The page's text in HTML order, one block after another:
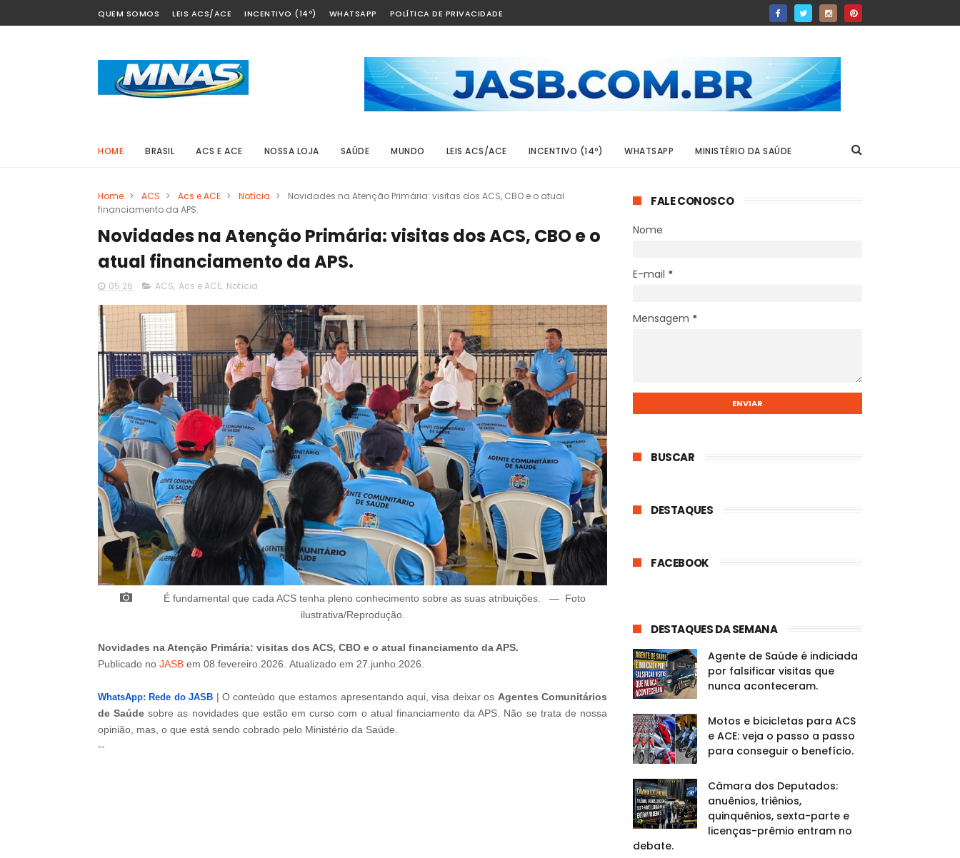
QUEM SOMOS LEIS ACS/ACE INCENTIVO (14º) WHATSAPP POLÍTICA DE PRIVACIDADE
HOME BRASIL ACS E ACE NOSSA LOJA SAÚDE MUNDO LEIS ACS/ACE INCENTIVO (14º) WHATSAPP MINISTÉRIO DA SAÚDE
Home > ACS > Acs e ACE > Notícia >
Novidades na Atenção Primária: visitas dos ACS, CBO e o atual
financiamento da APS.
Novidades na Atenção Primária: visitas dos ACS, CBO e o
atual financiamento da APS.
05:26 ACS, Acs e ACE, Notícia
É fundamental que cada ACS tenha pleno conhecimento sobre as suas atribuições. — Foto
ilustrativa/Reprodução.
Novidades na Atenção Primária: visitas dos ACS, CBO e o atual financiamento da APS.
Publicado no JASB em 08.fevereiro.2026. Atualizado em 27.junho.2026.
WhatsApp: Rede do JASB | O conteúdo que estamos apresentando aqui, visa deixar os Agentes Comunitários
de Saúde sobre as novidades que estão em curso com o atual financiamento da APS. Não se trata de nossa
opinião, mas, o que está sendo cobrado pelo Ministério da Saúde.
--
FALE CONOSCO
Nome
E-mail *
Mensagem *
BUSCAR
DESTAQUES
FACEBOOK
DESTAQUES DA SEMANA
Agente de Saúde é indiciada
por falsificar visitas que
nunca aconteceram.
Motos e bicicletas para ACS
e ACE: veja o passo a passo
para conseguir o benefício.
Câmara dos Deputados:
anuênios, triênios,
quinquênios, sexta-parte e
licenças-prêmio entram no
debate.